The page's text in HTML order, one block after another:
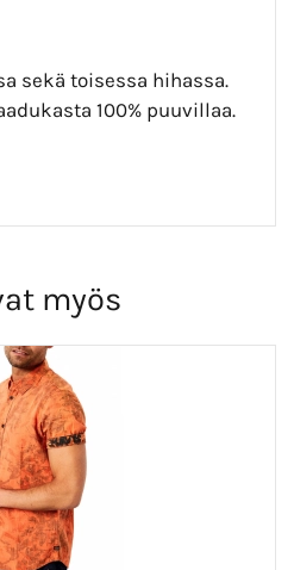
sekä toisessa hihassa.
100% puuvillaa.
myös